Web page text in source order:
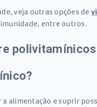
veja outras opções de
entre outros.
polivitamínicos
alimentação e suprir